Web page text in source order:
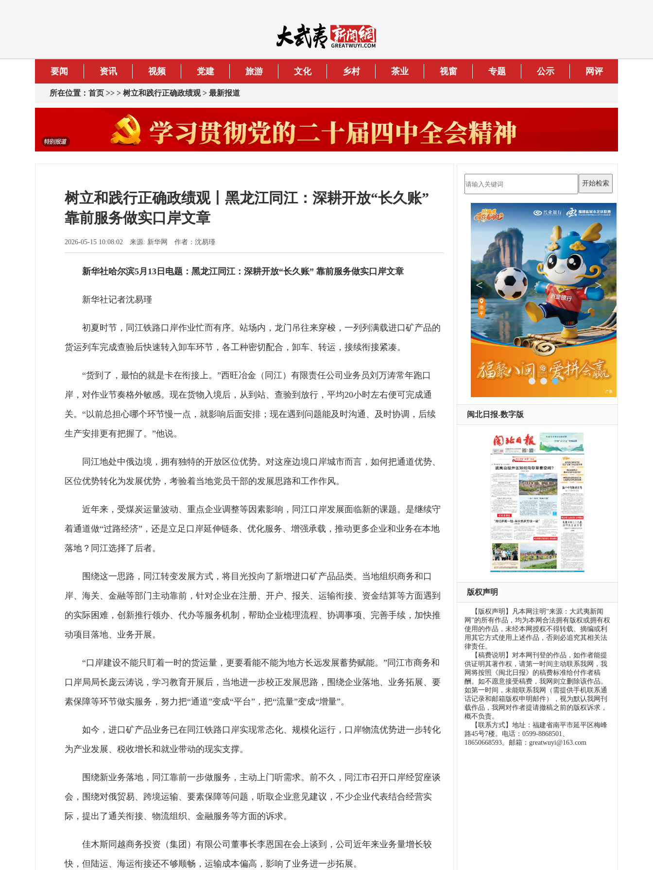
要闻 资讯 视频 党建 旅游 文化 乡村 茶业 视窗 专题 公示 网评
所在位置： 首页 >> > 树立和践行正确政绩观> 最新报道
树立和践行正确政绩观丨黑龙江同江：深耕开放“长久账”
靠前服务做实口岸文章
2026-05-15 10:08:02 来源: 新华网 作者：沈易瑾
新华社哈尔滨5月13日电题：黑龙江同江：深耕开放“长久账” 靠前服务做实口岸文章
新华社记者沈易瑾
初夏时节，同江铁路口岸作业忙而有序。站场内，龙门吊往来穿梭，一列列满载进口矿产品的
货运列车完成查验后快速转入卸车环节，各工种密切配合，卸车、转运，接续衔接紧凑。
“货到了，最怕的就是卡在衔接上。”西旺冶金（同江）有限责任公司业务员刘万涛常年跑口
岸，对作业节奏格外敏感。现在货物入境后，从到站、查验到放行，平均20小时左右便可完成通
关。“以前总担心哪个环节慢一点，就影响后面安排；现在遇到问题能及时沟通、及时协调，后续
生产安排更有把握了。”他说。
同江地处中俄边境，拥有独特的开放区位优势。对这座边境口岸城市而言，如何把通道优势、
区位优势转化为发展优势，考验着当地党员干部的发展思路和工作作风。
近年来，受煤炭运量波动、重点企业调整等因素影响，同江口岸发展面临新的课题。是继续守
着通道做“过路经济”，还是立足口岸延伸链条、优化服务、增强承载，推动更多企业和业务在本地
落地？同江选择了后者。
围绕这一思路，同江转变发展方式，将目光投向了新增进口矿产品品类。当地组织商务和口
岸、海关、金融等部门主动靠前，针对企业在注册、开户、报关、运输衔接、资金结算等方面遇到
的实际困难，创新推行领办、代办等服务机制，帮助企业梳理流程、协调事项、完善手续，加快推
动项目落地、业务开展。
“口岸建设不能只盯着一时的货运量，更要看能不能为地方长远发展蓄势赋能。”同江市商务和
口岸局局长庞云涛说，学习教育开展后，当地进一步校正发展思路，围绕企业落地、业务拓展、要
素保障等环节做实服务，努力把“通道”变成“平台”，把“流量”变成“增量”。
如今，进口矿产品业务已在同江铁路口岸实现常态化、规模化运行，口岸物流优势进一步转化
为产业发展、税收增长和就业带动的现实支撑。
围绕新业务落地，同江靠前一步做服务，主动上门听需求。前不久，同江市召开口岸经贸座谈
会，围绕对俄贸易、跨境运输、要素保障等问题，听取企业意见建议，不少企业代表结合经营实
际，提出了通关衔接、物流组织、金融服务等方面的诉求。
佳木斯同越商务投资（集团）有限公司董事长李恩国在会上谈到，公司近年来业务量增长较
快，但陆运、海运衔接还不够顺畅，运输成本偏高，影响了业务进一步拓展。
闽北日报-数字版
版权声明
【版权声明】凡本网注明“来源：大武夷新闻
网”的所有作品，均为本网合法拥有版权或拥有权
使用的作品，未经本网授权不得转载、摘编或利
用其它方式使用上述作品，否则必追究其相关法
律责任。
【稿费说明】对本网刊登的作品，如作者能提
供证明其著作权，请第一时间主动联系我网，我
网将按照《闽北日报》的稿费标准给付作者稿
酬。如不愿意接受稿费，我网则立删除该作品。
如第一时间，未能联系我网（需提供手机联系通
话记录和邮箱版权申明邮件），视为默认我网刊
载作品，我网对作者提请撤稿之前的版权诉求，
概不负责。
【联系方式】地址：福建省南平市延平区梅峰
路45号7楼。电话：0599-8868501、
18650668593。邮箱：greatwuyi@163.com